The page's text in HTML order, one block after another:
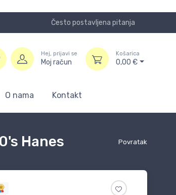
Često postavljena pitanja
Hej, prijavi se
Moj račun
Košarica
0,00 €
O nama Kontakt
Povratak
Hanes